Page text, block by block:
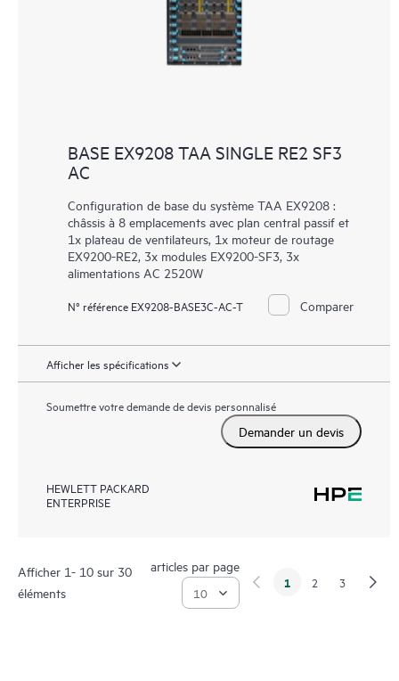
BASE EX9208 TAA SINGLE RE2 SF3
AC
Configuration de base du système TAA EX9208 :
châssis à 8 emplacements avec plan central passif et
1x plateau de ventilateurs, 1x moteur de routage
EX9200-RE2, 3x modules EX9200-SF3, 3x
alimentations AC 2520W
N° référence EX9208-BASE3C-AC-T Comparer
Afficher les spécifications
Soumettre votre demande de devis personnalisé
Demander un devis
HEWLETT PACKARD
ENTERPRISE
Afficher 1- 10 sur 30
éléments
articles par page
1 2 3